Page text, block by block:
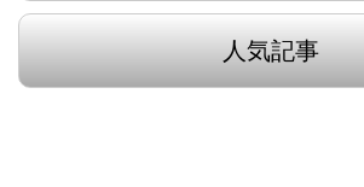
人気記事